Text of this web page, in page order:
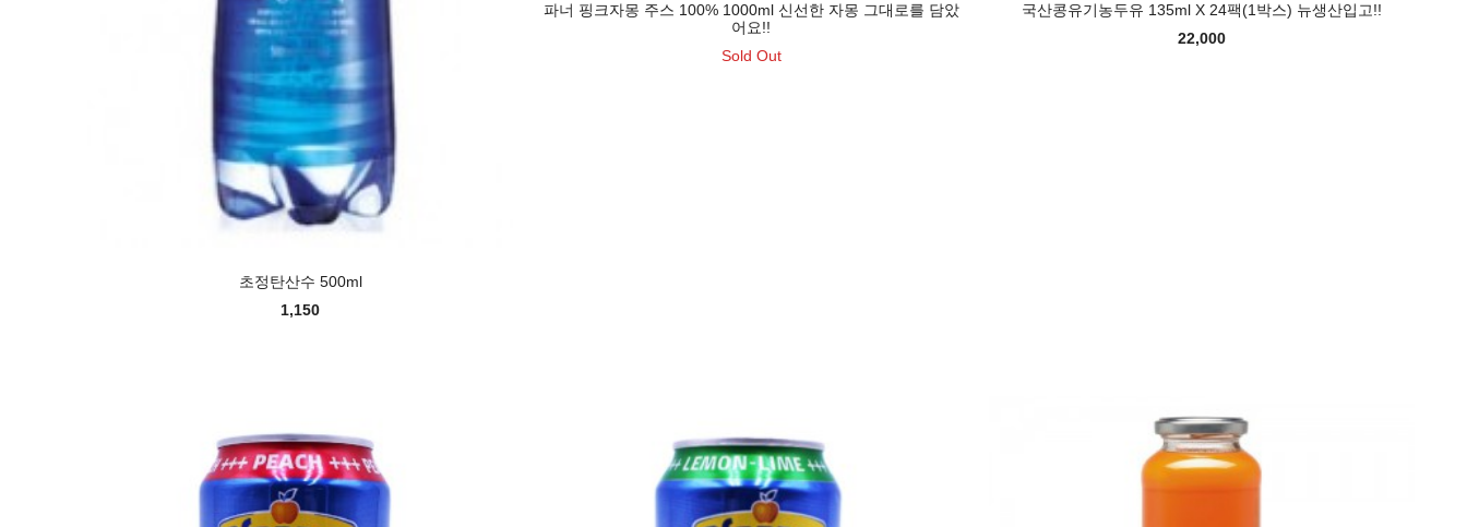
초정탄산수 500ml
1,150
파너 핑크자몽 주스 100% 1000ml 신선한 자몽 그대로를 담았
어요!!
Sold Out
국산콩유기농두유 135ml X 24팩(1박스) 뉴생산입고!!
22,000